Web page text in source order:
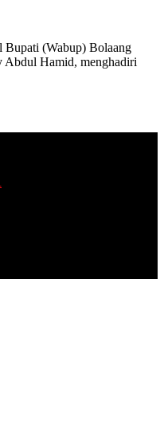
(Wabup) Bolaang
Abdul Hamid, menghadiri